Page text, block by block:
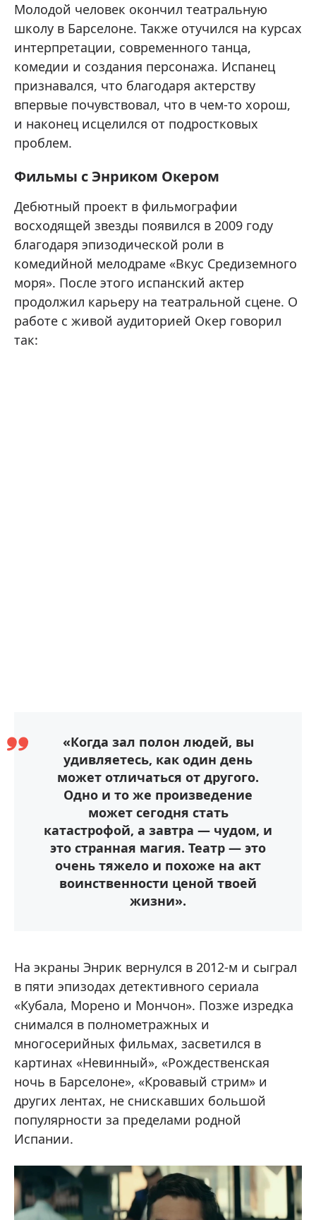
Молодой человек окончил театральную
школу в Барселоне. Также отучился на курсах
интерпретации, современного танца,
комедии и создания персонажа. Испанец
признавался, что благодаря актерству
впервые почувствовал, что в чем-то хорош,
и наконец исцелился от подростковых
проблем.
Фильмы с Энриком Окером
Дебютный проект в фильмографии
восходящей звезды появился в 2009 году
благодаря эпизодической роли в
комедийной мелодраме «Вкус Средиземного
моря». После этого испанский актер
продолжил карьеру на театральной сцене. О
работе с живой аудиторией Окер говорил
так:
«Когда зал полон людей, вы
удивляетесь, как один день
может отличаться от другого.
Одно и то же произведение
может сегодня стать
катастрофой, а завтра — чудом, и
это странная магия. Театр — это
очень тяжело и похоже на акт
воинственности ценой твоей
жизни».
На экраны Энрик вернулся в 2012-м и сыграл
в пяти эпизодах детективного сериала
«Кубала, Морено и Мончон». Позже изредка
снимался в полнометражных и
многосерийных фильмах, засветился в
картинах «Невинный», «Рождественская
ночь в Барселоне», «Кровавый стрим» и
других лентах, не снискавших большой
популярности за пределами родной
Испании.